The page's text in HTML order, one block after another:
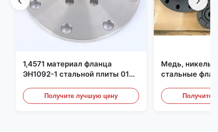
1,4571 материал фланца
ЭН1092-1 стальной плиты 01
Получите лучшую цену
Медь, никель,
стальные
углеродистой
Получите